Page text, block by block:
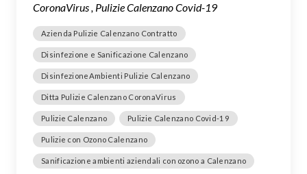
CoronaVirus , Pulizie Calenzano Covid-19
Azienda Pulizie Calenzano Contratto
Disinfezione e Sanificazione Calenzano
DisinfezioneAmbienti Pulizie Calenzano
Ditta Pulizie Calenzano CoronaVirus
Pulizie Calenzano Pulizie Calenzano Covid-19
Pulizie con Ozono Calenzano
Sanificazione ambienti aziendali con ozono a Calenzano